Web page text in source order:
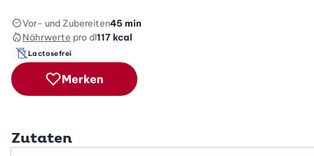
Vor- und Zubereiten45 min
Nährwerte pro dl117kcal
Lactosefrei
Merken
Zutaten